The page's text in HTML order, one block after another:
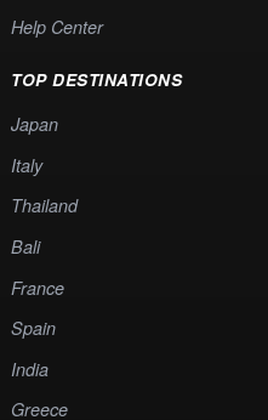
Help Center
TOP DESTINATIONS
Japan
Italy
Thailand
Bali
France
Spain
India
Greece